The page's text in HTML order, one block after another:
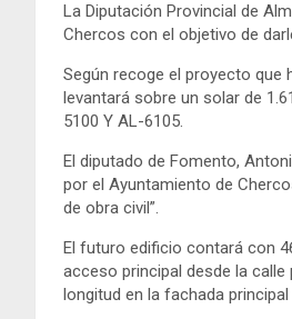
La Diputación Provincial de
Chercos con el objetivo de
Según recoge el proyecto que
levantará sobre un solar de
5100 Y AL-6105.
El diputado de Fomento,
por el Ayuntamiento de
de obra civil”.
El futuro edificio contará con
acceso principal desde la
longitud en la fachada